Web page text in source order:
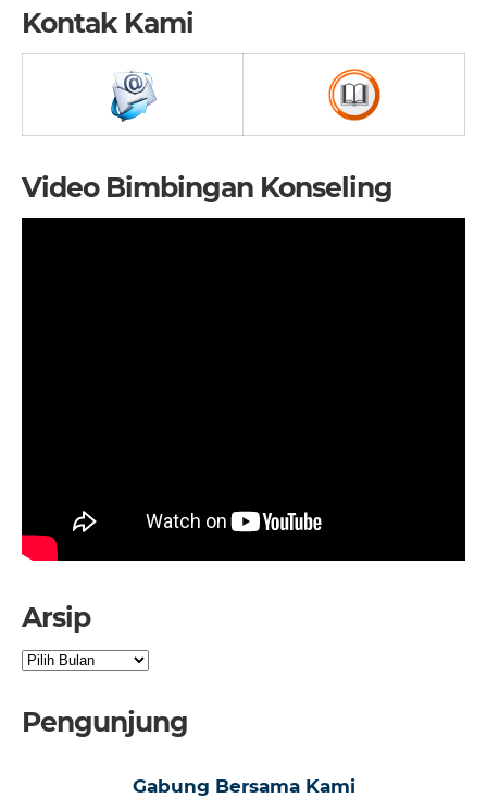
Kontak Kami
Video Bimbingan Konseling
Arsip
Arsip
Pengunjung
Gabung Bersama Kami